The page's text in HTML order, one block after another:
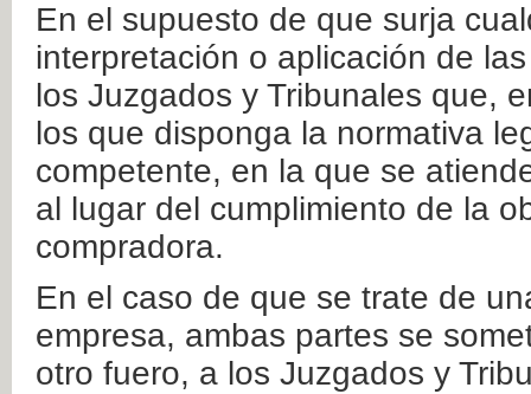
En el supuesto de que surja
interpretación o aplicación de
los Juzgados y Tribunales que,
los que disponga la normativa
competente, en la que se
al lugar del cumplimiento de la
compradora.
En el caso de que se trate de
empresa, ambas partes se
otro fuero, a los Juzgados y